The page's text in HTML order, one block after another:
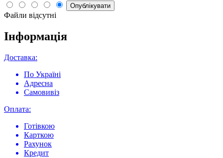
Опублікувати
Файли відсутні
Інформація
Доставка:
По Україні
Адресна
Самовивіз
Оплата:
Готівкою
Карткою
Рахунок
Кредит